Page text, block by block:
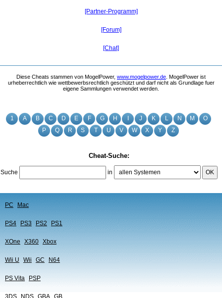
1 A B C D E F G H J K L N M
O
P
Q R S T U V W X Y Z
Cheat-Suche:
Suche in OK
PC Mac
PS4 PS3 PS2 PS1
XOne X360 Xbox
Wii U Wii GC N64
PS Vita PSP
3DS NDS GBA GB
[Partner-Programm]
[Forum]
[Chat]
Diese Cheats stammen von MogelPower, www.mogelpower.de . MogelPower ist
urheberrechtlich wie wettbewerbsrechtlich geschützt und darf nicht als Grundlage fuer
eigene Sammlungen verwendet werden.